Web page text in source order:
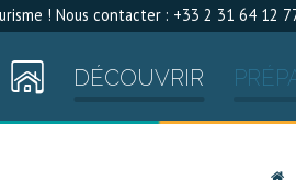
! Nous contacter : +33 2 31 64 12
DÉCOUVRIR